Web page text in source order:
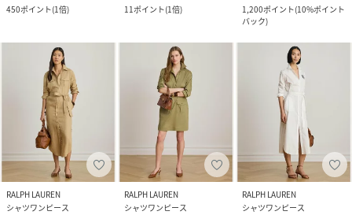
450ポイント(1倍)
11ポイント(1倍)
1,200ポイント(10%ポイント
バック)
RALPH LAUREN
シャツワンピース
RALPH LAUREN
シャツワンピース
RALPH LAUREN
シャツワンピース